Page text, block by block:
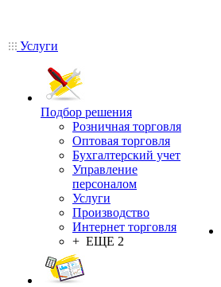
Услуги
Подбор решения
Розничная торговля
Оптовая торговля
Бухгалтерский учет
Управление
персоналом
Услуги
Производство
Интернет торговля
+ ЕЩЕ 2